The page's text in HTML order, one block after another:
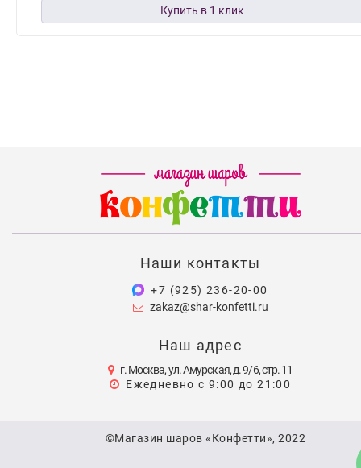
Наши контакты
+7 (925) 236-20-00
zakaz@shar-konfetti.ru
Наш адрес
г. Москва, ул. Амурская, д. 9/6, стр. 11
Ежедневно с 9:00 до 21:00
©Магазин шаров «Конфетти», 2022